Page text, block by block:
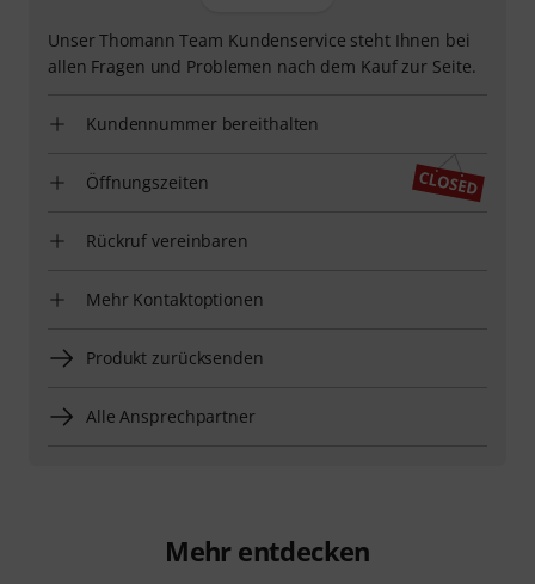
Unser Thomann Team Kundenservice steht Ihnen bei
allen Fragen und Problemen nach dem Kauf zur Seite.
Kundennummer bereithalten
Öffnungszeiten
Rückruf vereinbaren
Mehr Kontaktoptionen
Produkt zurücksenden
Alle Ansprechpartner
Mehr entdecken